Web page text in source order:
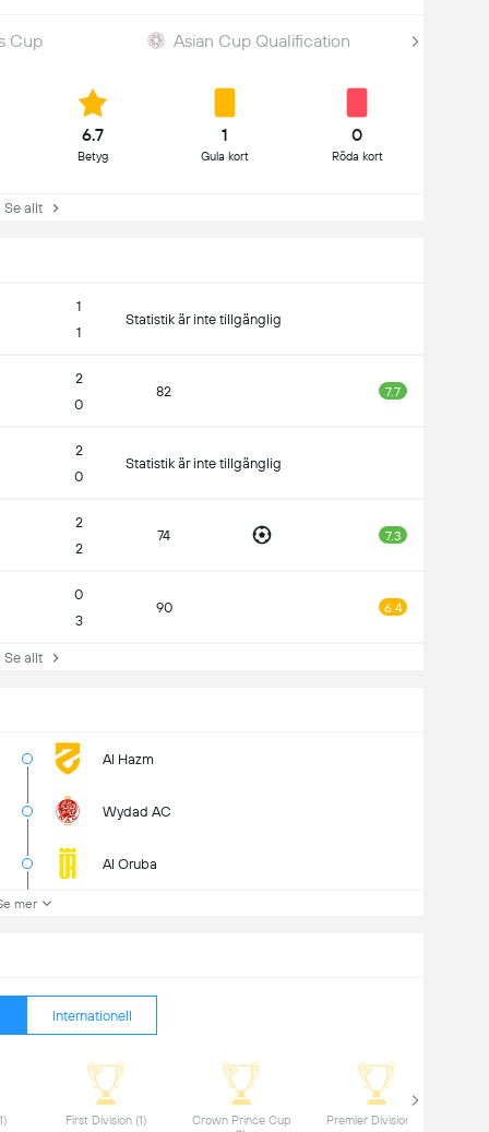
Cup Asian Cup Qualification
6.7
Betyg
1
Gula kort
0
Röda kort
allt
1
1
Statistik är inte tillgänglig
2
0
82 7.7
2
0
Statistik är inte tillgänglig
2
2
74 7.3
0
3
90 6.4
allt
Al Hazm
Wydad AC
Al Oruba
mer
Internationell
Super Cup (1)
Crown Prince Cup